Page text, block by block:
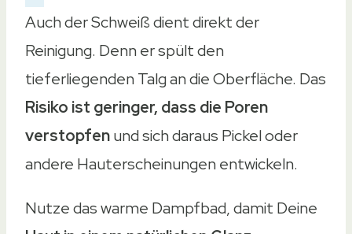
Auch der Schweiß dient direkt der
Reinigung. Denn er spült den
tieferliegenden Talg an die Oberfläche. Das
Risiko ist geringer, dass die Poren
verstopfenund sich daraus Pickel oder
andere Hauterscheinungen entwickeln.
Nutze das warme Dampfbad, damit Deine